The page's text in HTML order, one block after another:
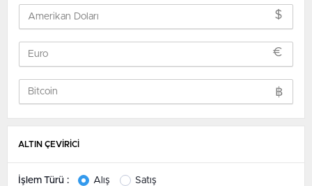
$
€
฿
ALTIN ÇEVİRİCİ
İşlem Türü : Alış Satış